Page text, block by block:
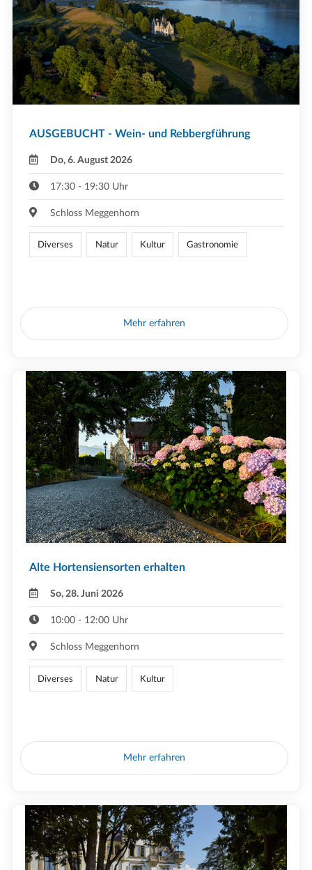
AUSGEBUCHT - Wein- und Rebbergführung
Do, 6. August 2026
17:30 - 19:30 Uhr
Schloss Meggenhorn
Diverses Natur Kultur Gastronomie
Mehr erfahren
Alte Hortensiensorten erhalten
So, 28. Juni 2026
10:00 - 12:00 Uhr
Schloss Meggenhorn
Diverses Natur Kultur
Mehr erfahren